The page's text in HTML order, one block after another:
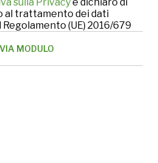
al trattamento dei dati
(UE) 2016/679